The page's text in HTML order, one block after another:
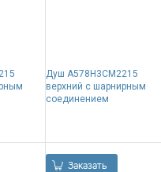
Душ A578H3CM2215
верхний с шарнирным
соединением
Заказать